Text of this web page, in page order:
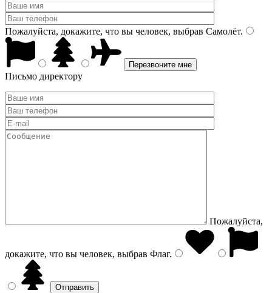
Пожалуйста, докажите, что вы человек, выбрав Самолёт.
Письмо директору
Пожалуйста,
докажите, что вы человек, выбрав Флаг.